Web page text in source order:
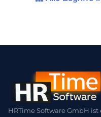
HRTime Software GmbH